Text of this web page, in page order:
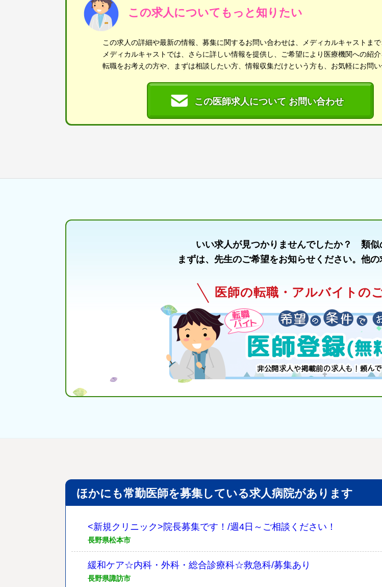
この求人についてもっと知りたい
この求人の詳細や最新の情報、募集に関するお問い合わせは、メディカルキャストまで
メディカルキャストでは、さらに詳しい情報を提供し、ご希望により医療機関への紹介
転職をお考えの方や、まずは相談したい方、情報収集だけという方も、お気軽にお問い
この医師求人について お問い合わせ
いい求人が見つかりませんでしたか？ 類似
まずは、先生のご希望をお知らせください。他の
医師の転職・アルバイトの
ほかにも常勤医師を募集している求人病院があります
<新規クリニック>院長募集です！/週4日～ご相談ください！
長野県松本市
緩和ケア☆内科・外科・総合診療科☆救急科/募集あり
長野県諏訪市